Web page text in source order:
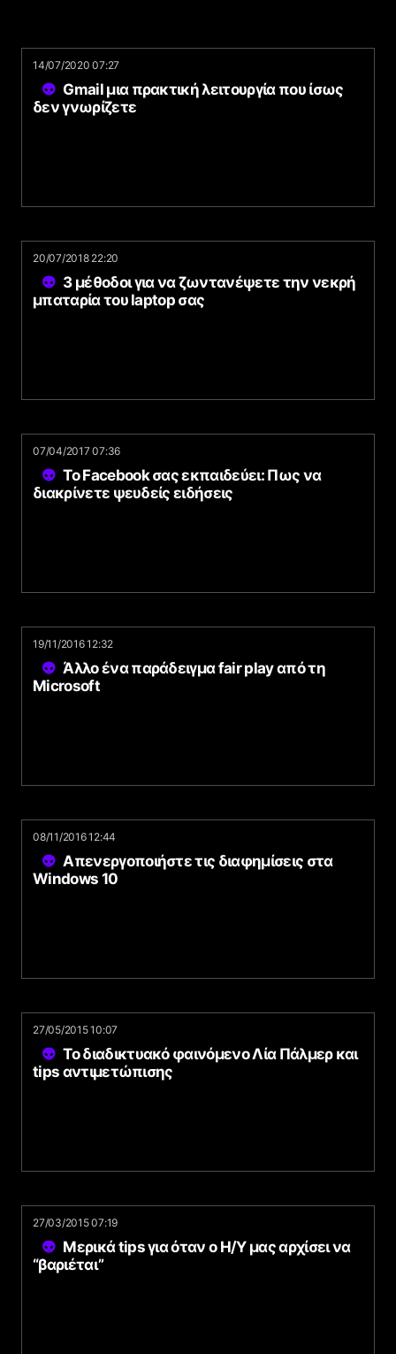
14/07/2020 07:27
Gmail μια πρακτική λειτουργία που ίσως
δεν γνωρίζετε
20/07/2018 22:20
3 μέθοδοι για να ζωντανέψετε την νεκρή
μπαταρία του laptop σας
07/04/2017 07:36
Το Facebook σας εκπαιδεύει: Πως να
διακρίνετε ψευδείς ειδήσεις
19/11/2016 12:32
Άλλο ένα παράδειγμα fair play από τη
Microsoft
08/11/2016 12:44
Απενεργοποιήστε τις διαφημίσεις στα
Windows 10
27/05/2015 10:07
Το διαδικτυακό φαινόμενο Λία Πάλμερ και
tips αντιμετώπισης
27/03/2015 07:19
Μερικά tips για όταν ο Η/Υ μας αρχίσει να
“βαριέται”